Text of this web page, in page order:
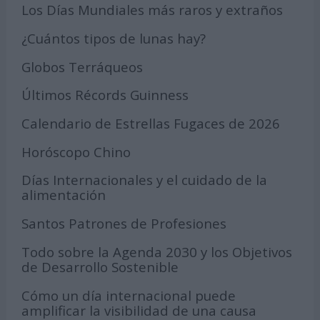
Los Días Mundiales más raros y extraños
¿Cuántos tipos de lunas hay?
Globos Terráqueos
Últimos Récords Guinness
Calendario de Estrellas Fugaces de 2026
Horóscopo Chino
Días Internacionales y el cuidado de la
alimentación
Santos Patrones de Profesiones
Todo sobre la Agenda 2030 y los Objetivos
de Desarrollo Sostenible
Cómo un día internacional puede
amplificar la visibilidad de una causa